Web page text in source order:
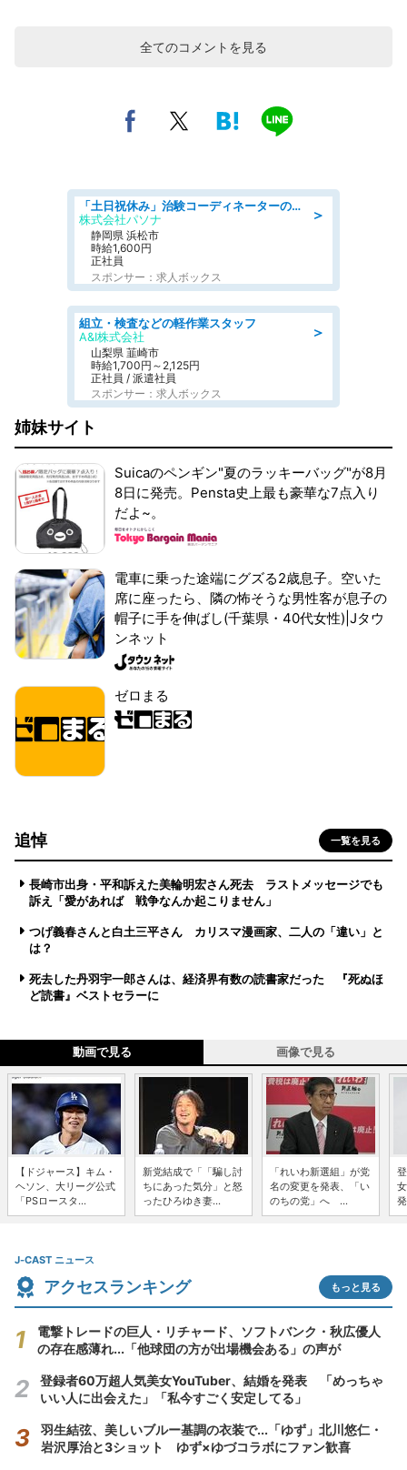
全てのコメントを見る
＞
「土日祝休み」治験コーディネーターのお仕事/未経験OK
株式会社パソナ
静岡県 浜松市
時給1,600円
正社員
スポンサー：求人ボックス
＞
組立・検査などの軽作業スタッフ
A&I株式会社
山梨県 韮崎市
時給1,700円～2,125円
正社員 / 派遣社員
スポンサー：求人ボックス
姉妹サイト
Suicaのペンギン"夏のラッキーバッグ"が8月
8日に発売。Pensta史上最も豪華な7点入り
だよ~。
電車に乗った途端にグズる2歳息子。空いた
席に座ったら、隣の怖そうな男性客が息子の
帽子に手を伸ばし(千葉県・40代女性)|Jタウ
ンネット
ゼロまる
追悼 一覧を見る
長崎市出身・平和訴えた美輪明宏さん死去 ラストメッセージでも
訴え「愛があれば 戦争なんか起こりません」
つげ義春さんと白土三平さん カリスマ漫画家、二人の「違い」と
は？
死去した丹羽宇一郎さんは、経済界有数の読書家だった 『死ぬほ
ど読書』ベストセラーに
動画で見る 画像で見る
【ドジャース】キム・
ヘソン、大リーグ公式
「PSロースタ...
新党結成で「「騙し討
ちにあった気分」と怒
ったひろゆき妻...
「れいわ新選組」が党
名の変更を発表、「い
のちの党」へ ...
J-CAST ニュース
アクセスランキング もっと見る
電撃トレードの巨人・リチャード、ソフトバンク・秋広優人
の存在感薄れ...「他球団の方が出場機会ある」の声が
登録者60万超人気美女YouTuber、結婚を発表 「めっちゃ
いい人に出会えた」「私今すごく安定してる」
羽生結弦、美しいブルー基調の衣装で...「ゆず」北川悠仁・
岩沢厚治と3ショット ゆず×ゆづコラボにファン歓喜